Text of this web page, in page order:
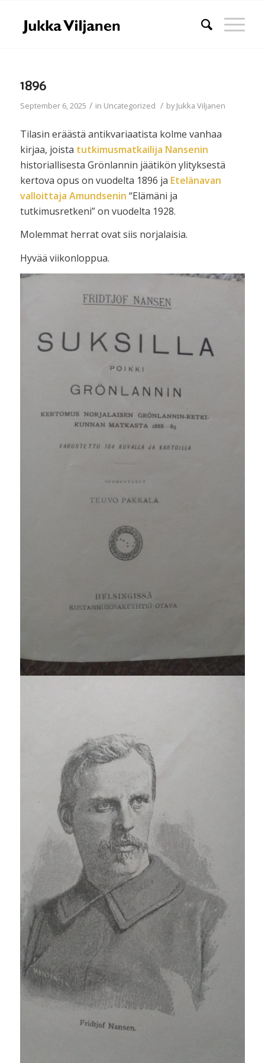
1896
September 6, 2025 / in Uncategorized / byJukka Viljanen
Tilasin eräästä antikvariaatista kolme vanhaa
kirjaa, joista tutkimusmatkailija Nansenin
historiallisesta Grönlannin jäätikön ylityksestä
kertova opus on vuodelta 1896 ja Etelänavan
valloittaja Amundsenin “Elämäni ja
tutkimusretkeni” on vuodelta 1928.
Molemmat herrat ovat siis norjalaisia.
Hyvää viikonloppua.